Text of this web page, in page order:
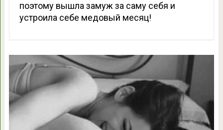
поэтому вышла замуж за саму себя и
устроила себе медовый месяц!